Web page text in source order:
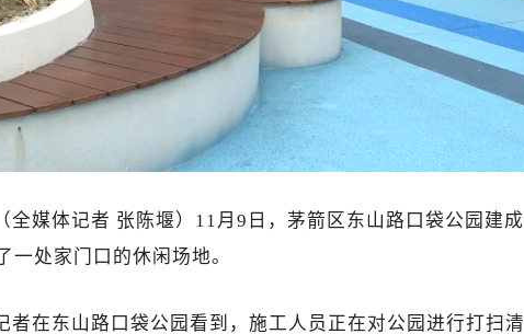
（全媒体记者 张陈堰）11月9日，茅箭区东山路口袋公园建成
一处家门口的休闲场地。
者在东山路口袋公园看到，施工人员正在对公园进行打扫清